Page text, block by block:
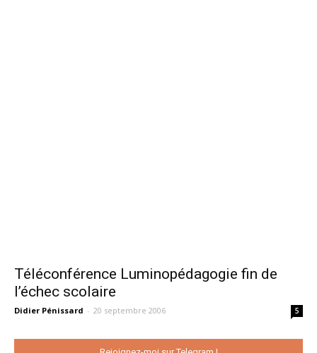
Téléconférence Luminopédagogie fin de
l’échec scolaire
Didier Pénissard - 20 septembre 2006 5